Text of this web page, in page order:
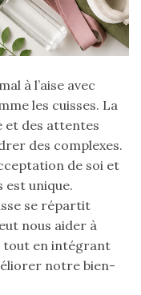
à l’aise avec
les cuisses. La
et des attentes
des complexes.
de soi et
est unique.
se répartit
nous aider à
tout en intégrant
notre bien-